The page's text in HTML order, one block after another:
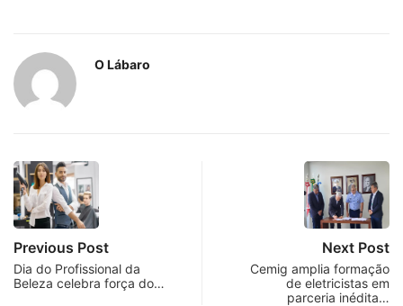
O Lábaro
Previous Post
Dia do Profissional da
Beleza celebra força do…
Next Post
Cemig amplia formação
de eletricistas em
parceria inédita…